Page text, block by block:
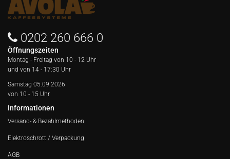
0202 260 666 0
Öffnungszeiten
Montag - Freitag von 10 - 12 Uhr
und von 14 - 17:30 Uhr
Samstag 05.09.2026
von 10 - 15 Uhr
Informationen
Versand- & Bezahlmethoden
Elektroschrott / Verpackung
AGB